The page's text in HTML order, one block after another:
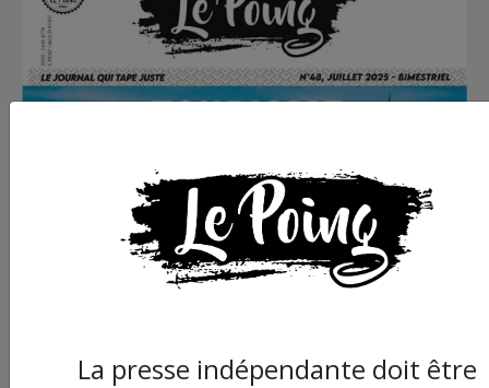
La presse indépendante doit être